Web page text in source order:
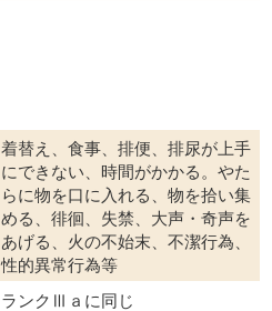
着替え、食事、排便、排尿が上手
にできない、時間がかかる。やた
らに物を口に入れる、物を拾い集
める、徘徊、失禁、大声・奇声を
あげる、火の不始末、不潔行為、
性的異常行為等
ランクⅢａに同じ